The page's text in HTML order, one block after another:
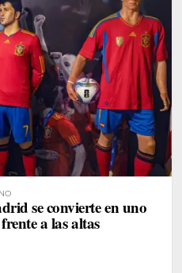
se convierte en uno
a las altas